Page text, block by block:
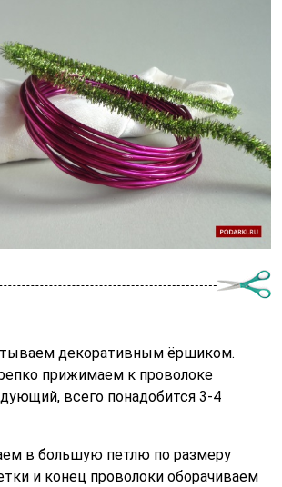
декоративным ёршиком.
прижимаем к проволоке
всего понадобится 3-4
в большую петлю по размеру
и конец проволоки оборачиваем